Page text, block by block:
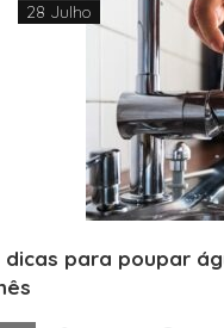
28 Julho
dicas para poupar